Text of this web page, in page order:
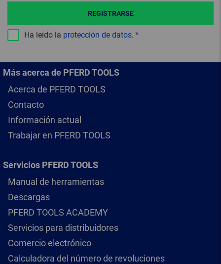
Ha leído la protección de datos.
REGISTRARSE
Más acerca de PFERD TOOLS
Acerca de PFERD TOOLS
Contacto
Información actual
Trabajar en PFERD TOOLS
Servicios PFERD TOOLS
Manual de herramientas
Descargas
PFERD TOOLS ACADEMY
Servicios para distribuidores
Comercio electrónico
Calculadora del número de revoluciones